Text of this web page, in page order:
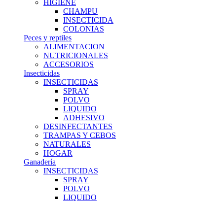
HIGIENE
CHAMPU
INSECTICIDA
COLONIAS
Peces y reptiles
ALIMENTACION
NUTRICIONALES
ACCESORIOS
Insecticidas
INSECTICIDAS
SPRAY
POLVO
LIQUIDO
ADHESIVO
DESINFECTANTES
TRAMPAS Y CEBOS
NATURALES
HOGAR
Ganadería
INSECTICIDAS
SPRAY
POLVO
LIQUIDO